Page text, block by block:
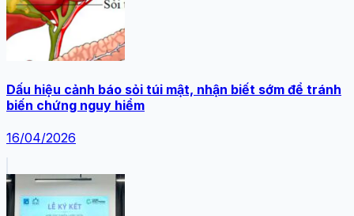
Dấu hiệu cảnh báo sỏi túi mật, nhận biết sớm để tránh
biến chứng nguy hiểm
16/04/2026